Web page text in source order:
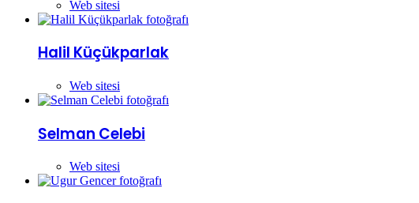
Web sitesi
Halil Küçükparlak
Web sitesi
Selman Celebi
Web sitesi